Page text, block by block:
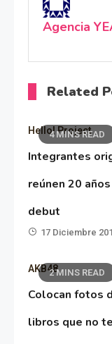
Agencia
Related
4 MINS READ
Hello! Project
Integrantes
reúnen 20
debut
17 Diciembre
2 MINS READ
AKB48
Colocan fotos
libros que no